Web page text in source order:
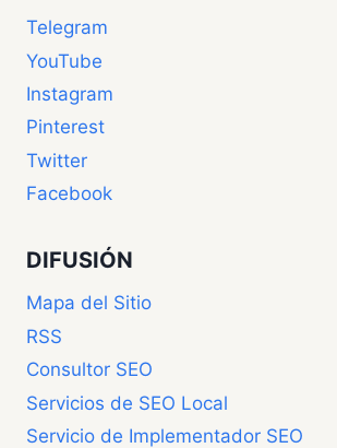
Telegram
YouTube
Instagram
Pinterest
Twitter
Facebook
DIFUSIÓN
Mapa del Sitio
RSS
Consultor SEO
Servicios de SEO Local
Servicio de Implementador SEO